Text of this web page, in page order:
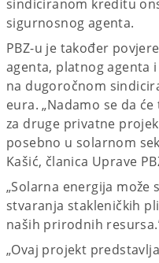
sindiciranom kreditu
sigurnosnog agenta.
PBZ-u je također
agenta, platnog agenta
na dugoročnom
eura. „Nadamo se da
za druge privatne
posebno u solarnom
Kašić, članica Uprave
„Solarna energija može
stvaranja stakleničkih
naših prirodnih
„Ovaj projekt